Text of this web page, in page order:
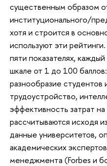
существенным образом
институционального/
хотя и строится в
используют эти
пяти показателях,
шкале от 1 до 100
разнообразие студентов
трудоустройство,
эффективность затрат
рассчитываются исходя
данные университетов,
академических
менеджмента (Forbes и